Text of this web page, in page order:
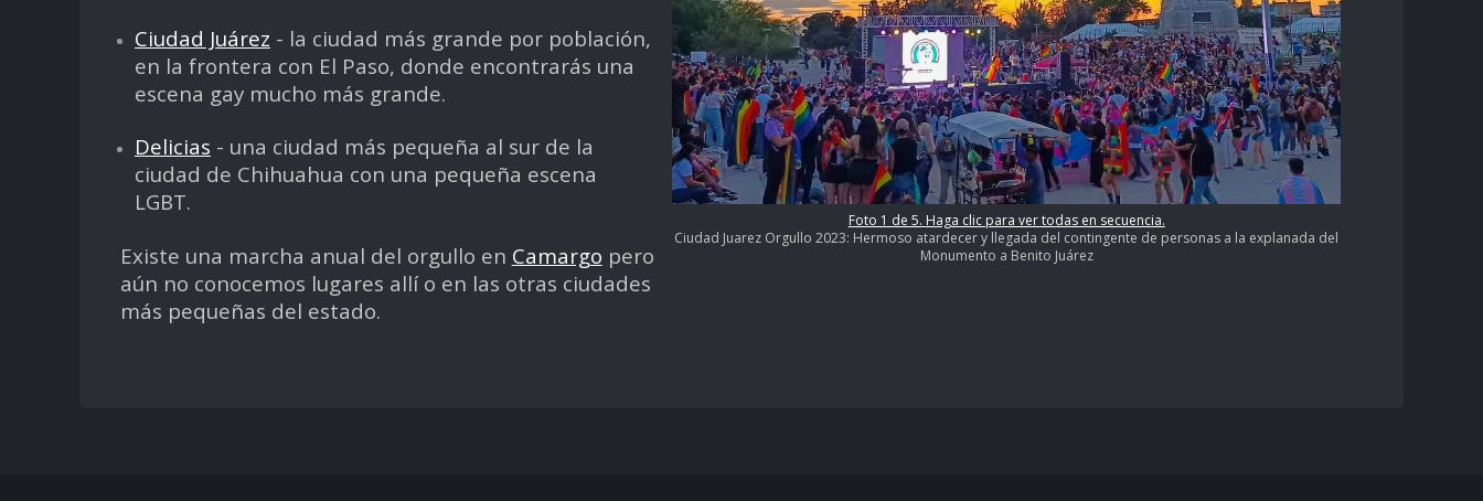
Foto 1 de 5. Haga clic para ver todas en secuencia.
Ciudad Juarez Orgullo 2023: Hermoso atardecer y llegada del contingente de personas a la explanada del
Monumento a Benito Juárez
Ciudad Juárez - la ciudad más grande por población,
en la frontera con El Paso, donde encontrarás una
escena gay mucho más grande.
Delicias - una ciudad más pequeña al sur de la
ciudad de Chihuahua con una pequeña escena
LGBT.
Existe una marcha anual del orgullo en Camargo pero
aún no conocemos lugares allí o en las otras ciudades
más pequeñas del estado.